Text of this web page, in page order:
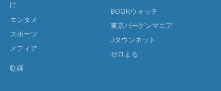
IT
エンタメ
スポーツ
メディア
動画
BOOKウォッチ
東京バーゲンマニア
Jタウンネット
ゼロまる